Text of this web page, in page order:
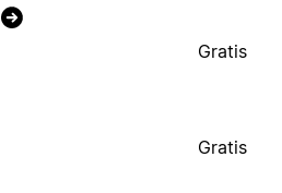
Gratis
Gratis